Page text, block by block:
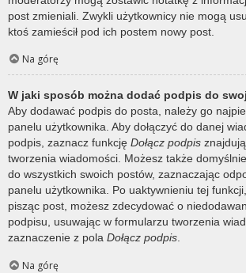
post zmieniali. Zwykli użytkownicy nie mogą
ktoś zamieścił pod ich postem nowy post.
Na górę
W jaki sposób można dodać podpis do
Aby dodawać podpis do posta, należy go
panelu użytkownika. Aby dołączyć do danej
podpis, zaznacz funkcję Dołącz podpis
tworzenia wiadomości. Możesz także
do wszystkich swoich postów, zaznaczając
panelu użytkownika. Po uaktywnieniu tej
pisząc post, możesz zdecydować o
podpisu, usuwając w formularzu tworzenia
zaznaczenie z pola Dołącz podpis.
Na górę